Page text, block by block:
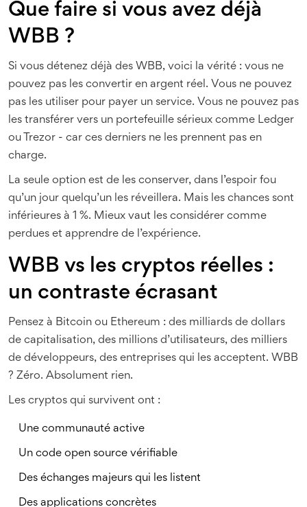
Que faire si vous avez déjà
WBB ?
Si vous détenez déjà des WBB, voici la vérité : vous ne
pouvez pas les convertir en argent réel. Vous ne pouvez
pas les utiliser pour payer un service. Vous ne pouvez pas
les transférer vers un portefeuille sérieux comme Ledger
ou Trezor - car ces derniers ne les prennent pas en
charge.
La seule option est de les conserver, dans l’espoir fou
qu’un jour quelqu’un les réveillera. Mais les chances sont
inférieures à 1 %. Mieux vaut les considérer comme
perdues et apprendre de l’expérience.
WBB vs les cryptos réelles :
un contraste écrasant
Pensez à Bitcoin ou Ethereum : des milliards de dollars
de capitalisation, des millions d’utilisateurs, des milliers
de développeurs, des entreprises qui les acceptent. WBB
? Zéro. Absolument rien.
Les cryptos qui survivent ont :
Une communauté active
Un code open source vérifiable
Des échanges majeurs qui les listent
Des applications concrètes